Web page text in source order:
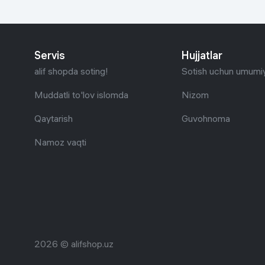
Maishiy kimyo
kiyimlar
Servis
alif shopda soting!
Muddatli to'lov islomda
Qaytarish
Namoz vaqti
Hujjatlar
Sotish uchun
Nizom
Guvohnoma
2026 © alifshop.uz